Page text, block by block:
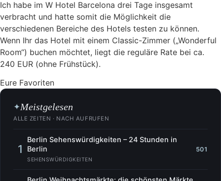
Ich habe im W Hotel Barcelona drei Tage insgesamt
verbracht und hatte somit die Möglichkeit die
verschiedenen Bereiche des Hotels testen zu können.
Wenn Ihr das Hotel mit einem Classic-Zimmer („Wonderful
Room“) buchen möchtet, liegt die reguläre Rate bei ca.
240 EUR (ohne Frühstück).
Eure Favoriten
✦Meistgelesen
ALLE ZEITEN · NACH AUFRUFEN
1
Berlin Sehenswürdigkeiten – 24 Stunden in
Berlin
SEHENSWÜRDIGKEITEN
501